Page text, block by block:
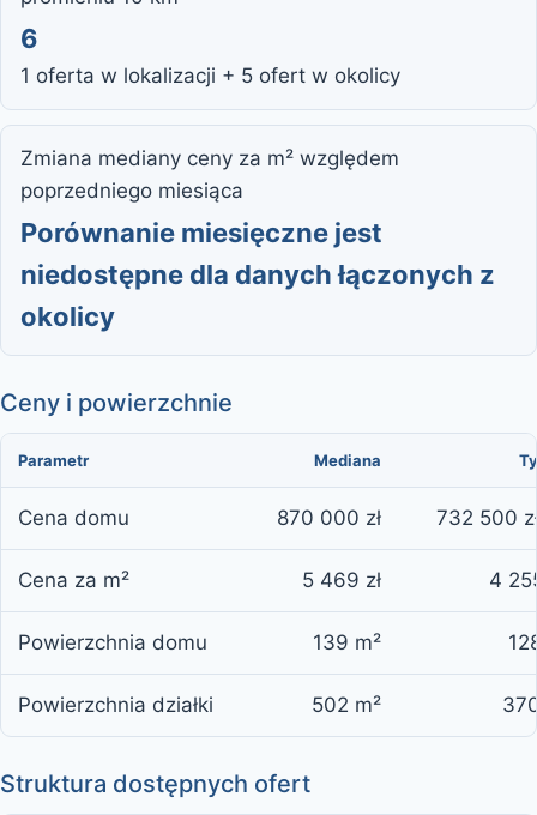
6
1 oferta w lokalizacji + 5 ofert w okolicy
Zmiana mediany ceny za m² względem
poprzedniego miesiąca
Porównanie miesięczne jest
niedostępne dla danych łączonych z
okolicy
Ceny i powierzchnie
Parametr Mediana
Cena domu 870 000 zł 732 500
Cena za m² 5 469 zł 4
Powierzchnia domu 139 m²
Powierzchnia działki 502 m²
Struktura dostępnych ofert